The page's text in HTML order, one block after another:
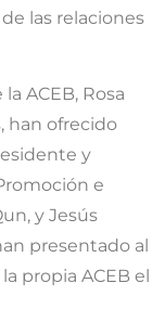
las relaciones
ACEB, Rosa
han ofrecido
y
e
y Jesús
presentado al
propia ACEB el